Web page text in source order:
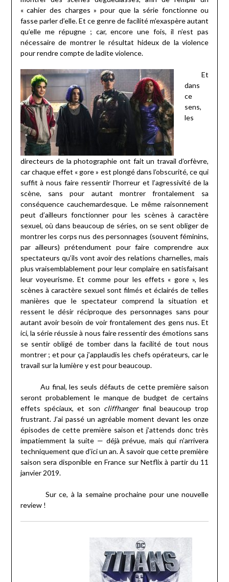
« cahier des charges » pour que la série fonctionne ou
fasse parler d’elle. Et ce genre de facilité m’exaspère autant
qu’elle me répugne ; car, encore une fois, il n’est pas
nécessaire de montrer le résultat hideux de la violence
pour rendre compte de ladite violence.
Et
dans
ce
sens,
les
directeurs de la photographie ont fait un travail d’orfèvre,
car chaque effet « gore » est plongé dans l’obscurité, ce qui
suffit à nous faire ressentir l’horreur et l’agressivité de la
scène, sans pour autant montrer frontalement sa
conséquence cauchemardesque. Le même raisonnement
peut d’ailleurs fonctionner pour les scènes à caractère
sexuel, où dans beaucoup de séries, on se sent obliger de
montrer les corps nus des personnages (souvent féminins,
par ailleurs) prétendument pour faire comprendre aux
spectateurs qu’ils vont avoir des relations charnelles, mais
plus vraisemblablement pour leur complaire en satisfaisant
leur voyeurisme. Et comme pour les effets « gore », les
scènes à caractère sexuel sont filmés et éclairés de telles
manières que le spectateur comprend la situation et
ressent le désir réciproque des personnages sans pour
autant avoir besoin de voir frontalement des gens nus. Et
ici, la série réussie à nous faire ressentir des émotions sans
se sentir obligé de tomber dans la facilité de tout nous
montrer ; et pour ça j’applaudis les chefs opérateurs, car le
travail sur la lumière y est pour beaucoup.
Au final, les seuls défauts de cette première saison
seront probablement le manque de budget de certains
effets spéciaux, et son cliffhangerfinal beaucoup trop
frustrant. J’ai passé un agréable moment devant les onze
épisodes de cette première saison et j’attends donc très
impatiemment la suite — déjà prévue, mais qui n’arrivera
techniquement que d’ici un an. À savoir que cette première
saison sera disponible en France sur Netflix à partir du 11
janvier 2019.
Sur ce, à la semaine prochaine pour une nouvelle
review !